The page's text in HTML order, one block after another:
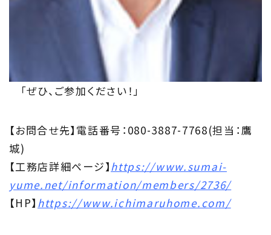
「ぜひ、ご参加ください！」
【お問合せ先】電話番号：080-3887-7768(担当：鷹
城)
【工務店詳細ページ】 https://www.sumai-
yume.net/information/members/2736/
【HP】 https://www.ichimaruhome.com/